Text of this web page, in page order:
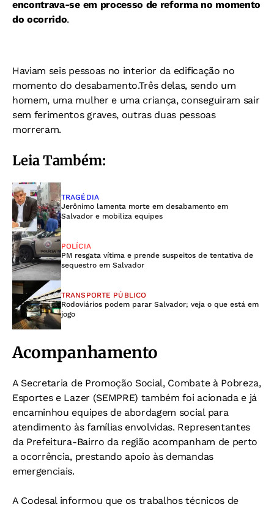
encontrava-se em processo de reforma no momento
do ocorrido.
Haviam seis pessoas no interior da edificação no
momento do desabamento.Três delas, sendo um
homem, uma mulher e uma criança, conseguiram sair
sem ferimentos graves, outras duas pessoas
morreram.
Leia Também:
TRAGÉDIA
Jerônimo lamenta morte em desabamento em
Salvador e mobiliza equipes
POLÍCIA
PM resgata vítima e prende suspeitos de tentativa de
sequestro em Salvador
TRANSPORTE PÚBLICO
Rodoviários podem parar Salvador; veja o que está em
jogo
Acompanhamento
A Secretaria de Promoção Social, Combate à Pobreza,
Esportes e Lazer (SEMPRE) também foi acionada e já
encaminhou equipes de abordagem social para
atendimento às famílias envolvidas. Representantes
da Prefeitura-Bairro da região acompanham de perto
a ocorrência, prestando apoio às demandas
emergenciais.
A Codesal informou que os trabalhos técnicos de